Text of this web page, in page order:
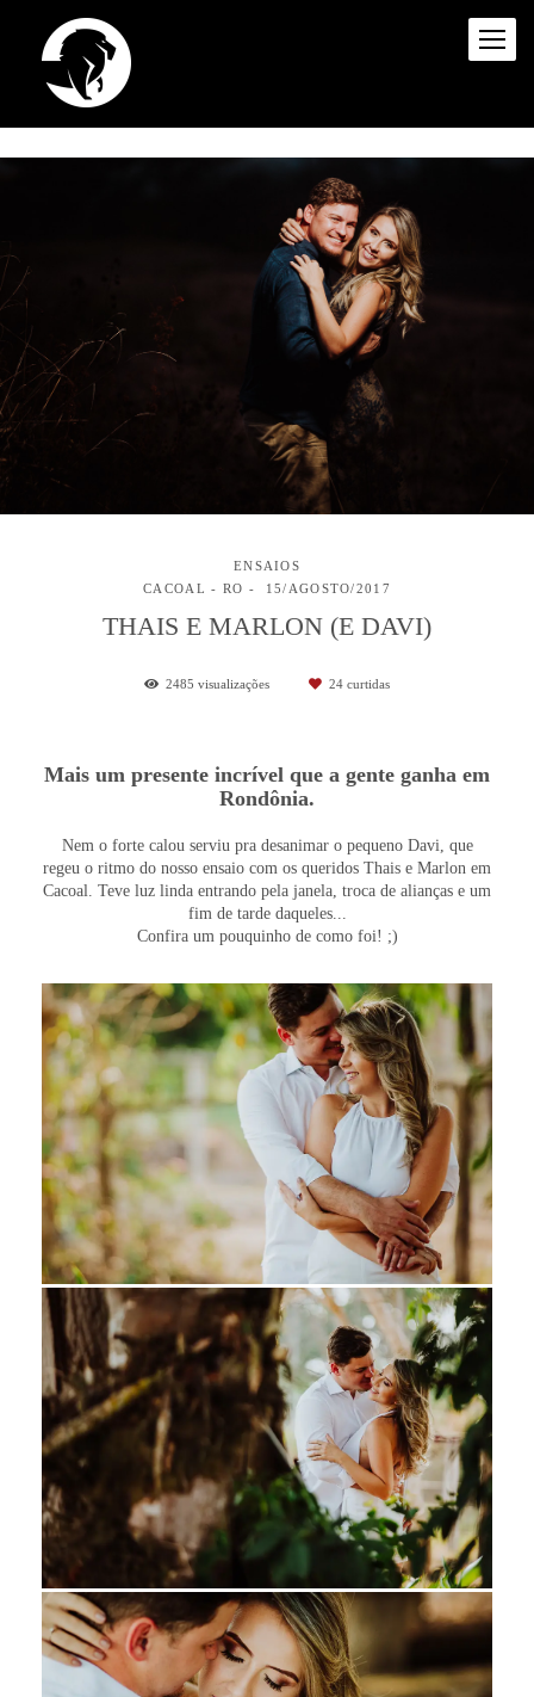
ENSAIOS
CACOAL - RO
15/AGOSTO/2017
THAIS E MARLON (E DAVI)
2485 visualizações 24 curtidas
Mais um presente incrível que a gente ganha em
Rondônia.
Nem o forte calou serviu pra desanimar o pequeno Davi, que
regeu o ritmo do nosso ensaio com os queridos Thais e Marlon em
Cacoal. Teve luz linda entrando pela janela, troca de alianças e um
fim de tarde daqueles...
Confira um pouquinho de como foi! ;)